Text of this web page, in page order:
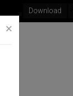
Download
×